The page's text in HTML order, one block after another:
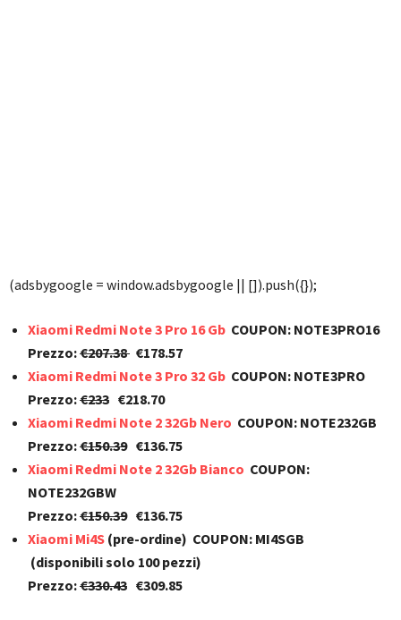
(adsbygoogle = window.adsbygoogle || []).push({});
Xiaomi Redmi Note 3 Pro 16 Gb COUPON: NOTE3PRO16
Prezzo:€207.38 €178.57
Xiaomi Redmi Note 3 Pro 32 Gb COUPON: NOTE3PRO
Prezzo:€233 €218.70
Xiaomi Redmi Note 2 32Gb Nero COUPON: NOTE232GB
Prezzo:€150.39€136.75
Xiaomi Redmi Note 2 32Gb Bianco COUPON:
NOTE232GBW
Prezzo:€150.39€136.75
Xiaomi Mi4S (pre-ordine) COUPON: MI4SGB
(disponibili solo 100 pezzi)
Prezzo:€330.43 €309.85